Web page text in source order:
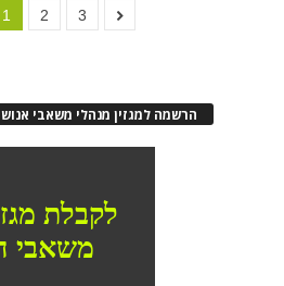
1 2 3
הרשמה למגזין מנהלי משאבי אנוש